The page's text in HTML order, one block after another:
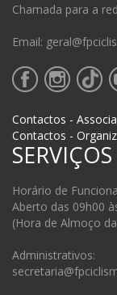
Chamada para a
Email:
Contactos -
Contactos -
SERVIÇOS
Horário de
Aberto das 09h00
(Hora de Almoço
Administrativos: